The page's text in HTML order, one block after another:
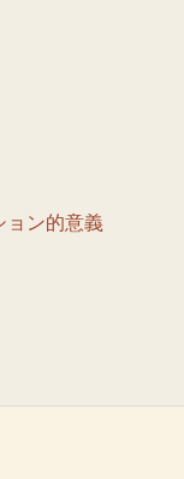
ョン的意義